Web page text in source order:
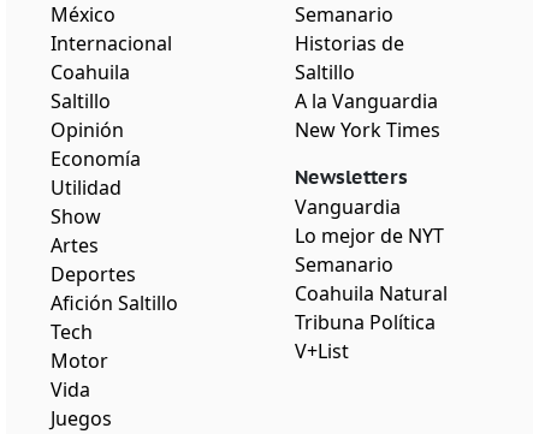
México
Internacional
Coahuila
Saltillo
Opinión
Economía
Utilidad
Show
Artes
Deportes
Afición Saltillo
Tech
Motor
Vida
Juegos
Semanario
Historias de
Saltillo
A la Vanguardia
New York Times
Newsletters
Vanguardia
Lo mejor de NYT
Semanario
Coahuila Natural
Tribuna Política
V+List